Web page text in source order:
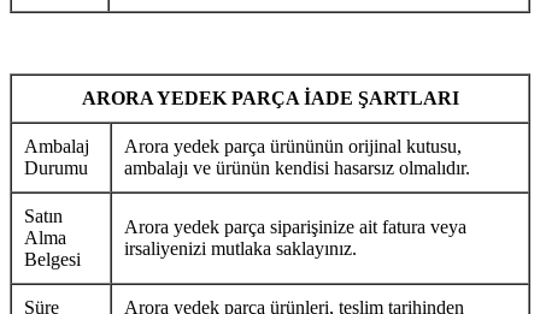
ARORA YEDEK PARÇA İADE ŞARTLARI
Ambalaj
Durumu
Arora yedek parça ürününün orijinal kutusu,
ambalajı ve ürünün kendisi hasarsız olmalıdır.
Satın
Alma
Belgesi
Arora yedek parça siparişinize ait fatura veya
irsaliyenizi mutlaka saklayınız.
Süre Arora yedek parça ürünleri, teslim tarihinden